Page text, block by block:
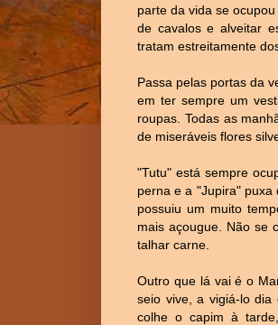
parte da vida se
de cavalos e alveitar
tratam estreitamente
Passa pelas portas da
em ter sempre um
roupas. Todas as
de miseráveis flores
"Tutu" está sempre
perna e a "Jupira" puxa
possuiu um muito
mais açougue. Não se
talhar carne.
Outro que lá vai é o
seio vive, a vigiá-lo dia
colhe o capim à